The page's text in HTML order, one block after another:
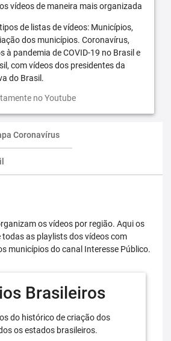
vídeos de maneira mais organizada
de listas de vídeos: Municípios,
dos municípios. Coronavírus,
à pandemia de COVID-19 no Brasil e
com vídeos dos presidentes da
do Brasil.
no Youtube
Coronavírus
os vídeos por região. Aqui os
todas as playlists dos vídeos com
municípios do canal Interesse Público.
Brasileiros
do histórico de criação dos
os estados brasileiros.